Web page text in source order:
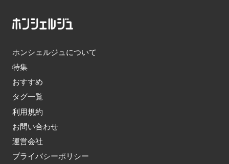
ホンシェルジュについて
特集
おすすめ
タグ一覧
利用規約
お問い合わせ
運営会社
プライバシーポリシー